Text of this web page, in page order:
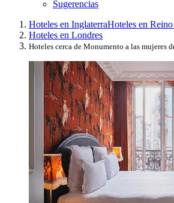
Sugerencias
Hoteles en InglaterraHoteles en
Hoteles en Londres
Hoteles cerca de Monumento a las mujeres